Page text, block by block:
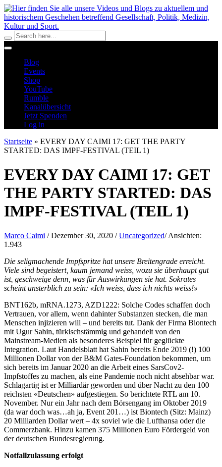
Blog
Events
Shop
YouTube
Rumble
Kanalübersicht
Jetzt Spenden
Log in
Startseite » EVERY DAY CAIMI 17: GET THE PARTY
STARTED: DAS IMPF-FESTIVAL (TEIL 1)
EVERY DAY CAIMI 17: GET
THE PARTY STARTED: DAS
IMPF-FESTIVAL (TEIL 1)
Marco Caimi / Dezember 30, 2020 / Uncategorized/ Ansichten:
1.943
Die seligmachende Impfspritze hat unsere Breitengrade erreicht.
Viele sind begeistert, kaum jemand weiss, wozu sie überhaupt gut
ist, geschweige denn, was für Auswirkungen sie hat. Sokrates
scheint unsterblich zu sein: «Ich weiss, dass ich nichts weiss!»
BNT162b, mRNA.1273, AZD1222: Solche Codes schaffen doch
Vertrauen, vor allem, wenn dahinter Substanzen stecken, die man
Menschen injizieren will – und bereits tut. Dank der Firma Biontech
mit Ugur Sahin, türkischstämmig und gehandelt von den
Mainstream-Medien als besonderes Beispiel für geglückte
Integration. Laut Handelsblatt hat Sahin bereits Ende 2019 (!) 100
Millionen Dollar von der B&M Gates-Foundation bekommen, um
sich bereits im Januar 2020 an die Arbeit eines SarsCov2-
Impfstoffes zu machen, als eine Pandemie noch nicht absehbar war.
Schlagartig ist er Milliardär geworden und über Nacht zu den 100
reichsten «Deutschen» aufgestiegen. So berichtete RTL am 10.
November. Nur ein Jahr nach dem Börsengang im Oktober 2019
(da war doch was…ah ja, Event 201…) ist Biontech (Sitz: Mainz)
20 Milliarden Dollar wert – 4x soviel wie die Lufthansa oder die
Commerzbank. Hinzu kamen 375 Millionen Euro Fördergeld von
der deutschen Bundesregierung.
Notfallzulassung erfolgt